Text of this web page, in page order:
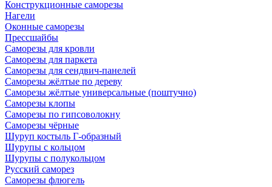
Конструкционные саморезы
Нагели
Оконные саморезы
Прессшайбы
Саморезы для кровли
Саморезы для паркета
Саморезы для сендвич-панелей
Саморезы жёлтые по дереву
Саморезы жёлтые универсальные (поштучно)
Саморезы клопы
Саморезы по гипсоволокну
Саморезы чёрные
Шуруп костыль Г-образный
Шурупы с кольцом
Шурупы с полукольцом
Русский саморез
Саморезы флюгель